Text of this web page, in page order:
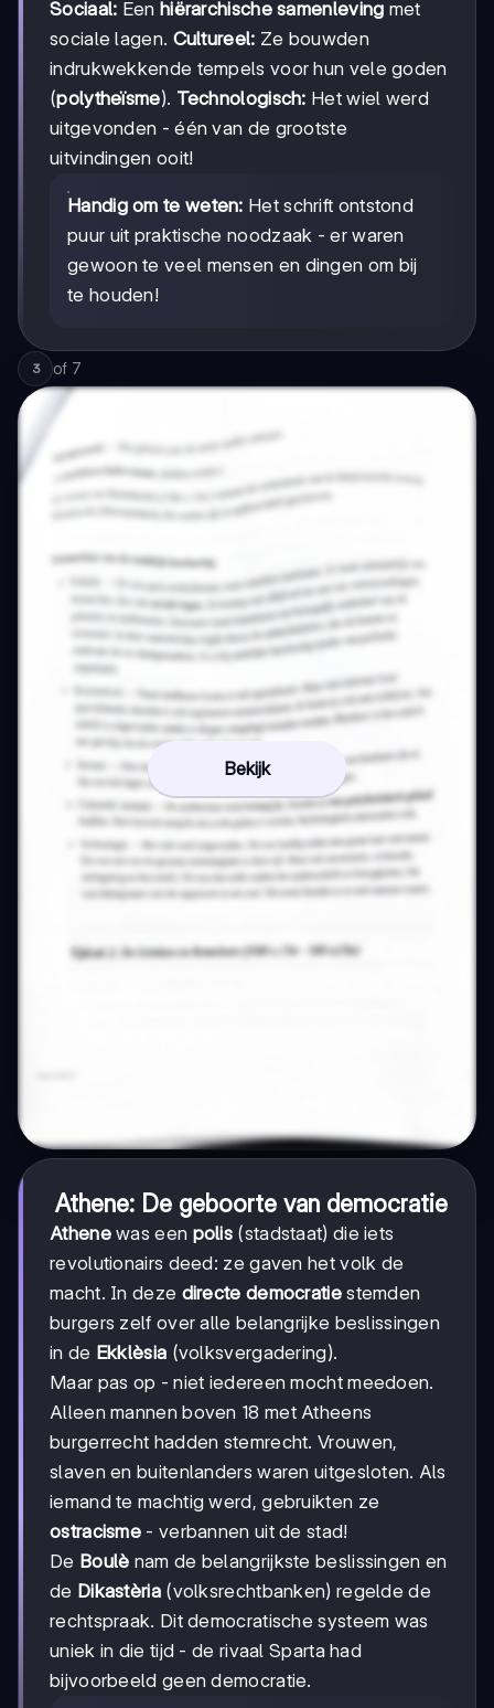
Sociaal: Een hiërarchische samenleving met
sociale lagen. Cultureel: Ze bouwden
indrukwekkende tempels voor hun vele goden
(polytheïsme). Technologisch: Het wiel werd
uitgevonden - één van de grootste
uitvindingen ooit!
Handig om te weten: Het schrift ontstond
puur uit praktische noodzaak - er waren
gewoon te veel mensen en dingen om bij
te houden!
3 of 7
Bekijk
Athene: De geboorte van democratie
Athenewas een polis (stadstaat) die iets
revolutionairs deed: ze gaven het volk de
macht. In deze directe democratiestemden
burgers zelf over alle belangrijke beslissingen
in de Ekklèsia (volksvergadering).
Maar pas op - niet iedereen mocht meedoen.
Alleen mannen boven 18 met Atheens
burgerrecht hadden stemrecht. Vrouwen,
slaven en buitenlanders waren uitgesloten. Als
iemand te machtig werd, gebruikten ze
ostracisme - verbannen uit de stad!
De Boulè nam de belangrijkste beslissingen en
de Dikastèria(volksrechtbanken) regelde de
rechtspraak. Dit democratische systeem was
uniek in die tijd - de rivaal Sparta had
bijvoorbeeld geen democratie.